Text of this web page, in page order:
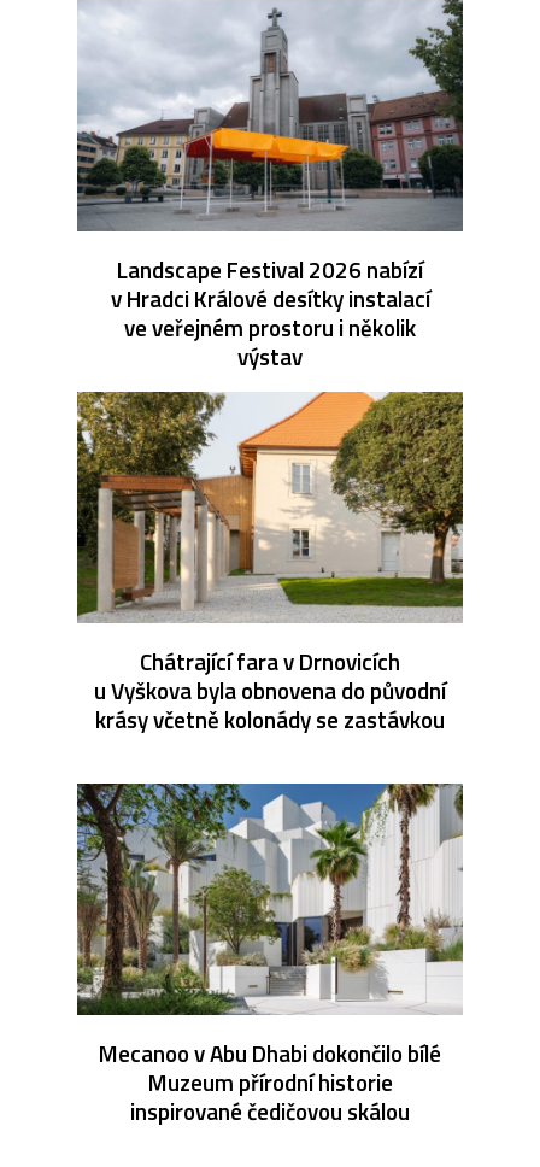
Landscape Festival 2026 nabízí
v Hradci Králové desítky instalací
ve veřejném prostoru i několik
výstav
Chátrající fara v Drnovicích
u Vyškova byla obnovena do původní
krásy včetně kolonády se zastávkou
Mecanoo v Abu Dhabi dokončilo bílé
Muzeum přírodní historie
inspirované čedičovou skálou